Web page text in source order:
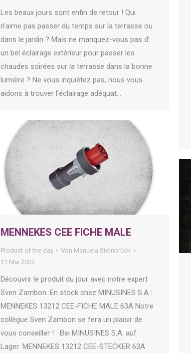
Les beaux jours sont enfin de retour ! Qui
n’aime pas passer du temps sur la terrasse ou
dans le jardin ? Mais ne manquez-vous pas d’
un bel éclairage extérieur pour passer les
chaudes soirées sur la terrasse dans la bonne
lumière ? Ne vous inquiétez pas, nous vous
aidons à trouver l’éclairage adéquat…
MENNEKES CEE FICHE MALE
Product of the day Von Manuela Steinbrück
11 Mai 2022
Découvrir le produit du jour avec notre expert
Sven Zambon. En stock chez MINUSINES S.A :
MENNEKES 13212 CEE-FICHE MALE 63A Notre
collègue Sven Zambon se fera un plaisir de
vous conseiller ! Bei MINUSINES S.A. auf
Lager: MENNEKES 13212 CEE-STECKER 63A